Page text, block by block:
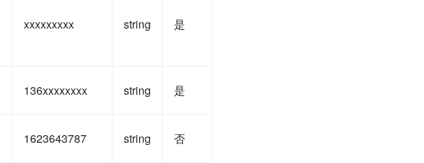
xxxxxxxxx string 是
136xxxxxxxx string 是
1623643787 string 否